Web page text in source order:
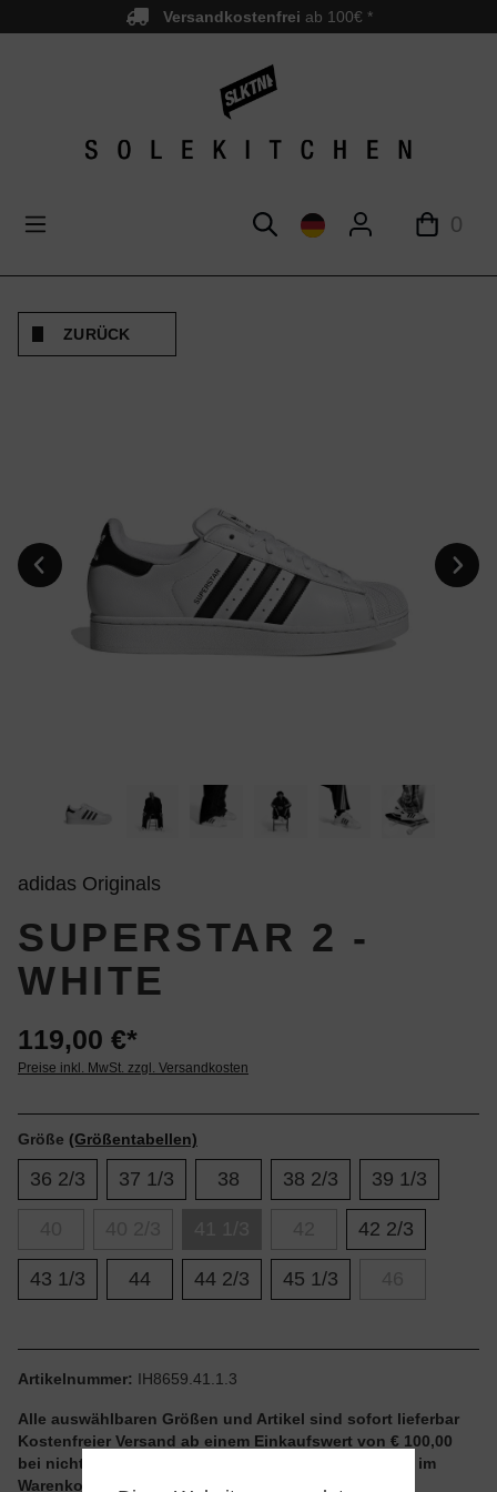
springen Versandkostenfrei ab 100€ *
0
ZURÜCK
adidas Originals
SUPERSTAR 2 -
WHITE
119,00 €*
Preise inkl. MwSt. zzgl. Versandkosten
Größe (Größentabellen)
36 2/3 37 1/3 38 38 2/3 39 1/3
42 2/3
43 1/3 44 44 2/3 45 1/3
Artikelnummer: IH8659.41.1.3
Alle auswählbaren Größen und Artikel sind sofort lieferbar
Kostenfreier Versand ab einem Einkaufswert von € 100,00
bei nicht reduzierten Artikeln und ohne Aktionscode im
Warenkorb